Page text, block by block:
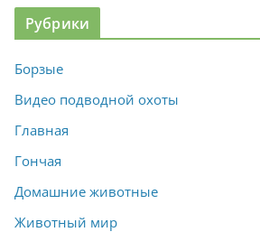
Рубрики
Борзые
Видео подводной охоты
Главная
Гончая
Домашние животные
Животный мир